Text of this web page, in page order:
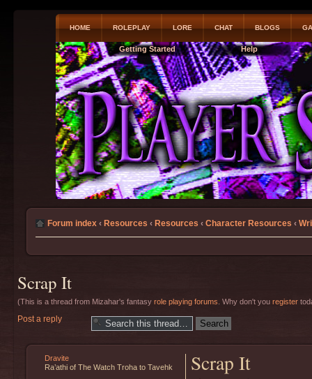
HOME ROLEPLAY LORE CHAT BLOGS
Getting Started Help
Forum index ‹ Resources ‹ Resources ‹ Character Resources ‹
Scrap It
(This is a thread from Mizahar's fantasy role playing forums . Why don't you register
Post a reply
Scrap It
Dravite
Ra’athi of The Watch Troha to Tavehk